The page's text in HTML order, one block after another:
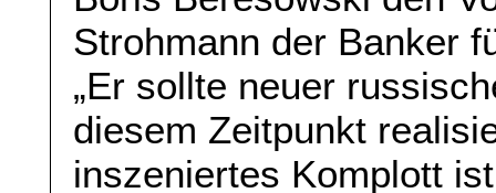
Strohmann der Banker
„Er sollte neuer
diesem Zeitpunkt
inszeniertes Komplott